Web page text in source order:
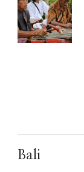
Bali